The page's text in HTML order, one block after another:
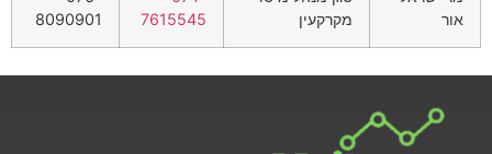
אור
מקרקעין
7615545
8090901